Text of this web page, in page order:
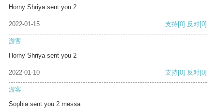
Horny Shriya sent you 2
2022-01-15 支持[0] 反对[0]
游客
Horny Shriya sent you 2
2022-01-10 支持[0] 反对[0]
游客
Sophia sent you 2 messa